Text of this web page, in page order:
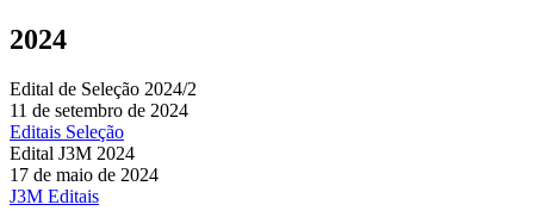
2024
Edital de Seleção 2024/2
11 de setembro de 2024
Editais Seleção
Edital J3M 2024
17 de maio de 2024
J3M Editais